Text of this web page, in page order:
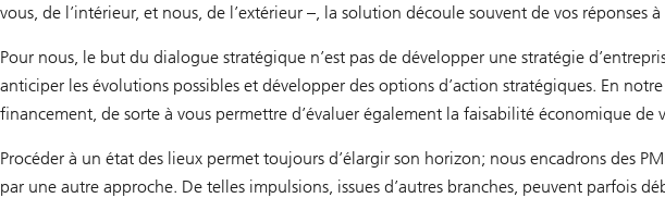
vous, de l’intérieur, et nous, de l’extérieur –, la solution découle souvent de vos réponses
Pour nous, le but du dialogue stratégique n’est pas de développer une stratégie
anticiper les évolutions possibles et développer des options d’action stratégiques. En
financement, de sorte à vous permettre d’évaluer également la faisabilité économique de
Procéder à un état des lieux permet toujours d’élargir son horizon; nous encadrons des
par une autre approche. De telles impulsions, issues d’autres branches, peuvent parfois